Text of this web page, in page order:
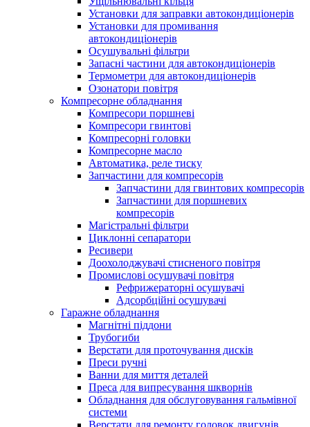
Установки для заправки автокондиціонерів
Установки для промивання
автокондиціонерів
Осушувальні фільтри
Запасні частини для автокондиціонерів
Термометри для автокондиціонерів
Озонатори повітря
Компресорне обладнання
Компресори поршневі
Компресори гвинтові
Компресорні головки
Компресорне масло
Автоматика, реле тиску
Запчастини для компресорів
Запчастини для гвинтових компресорів
Запчастини для поршневих
компресорів
Магістральні фільтри
Циклонні сепаратори
Ресивери
Доохолоджувачі стисненого повітря
Промислові осушувачі повітря
Рефрижераторні осушувачі
Адсорбційні осушувачі
Гаражне обладнання
Магнітні піддони
Трубогиби
Верстати для проточування дисків
Преси ручні
Ванни для миття деталей
Преса для випресування шкворнів
Обладнання для обслуговування гальмівної
системи
Верстати для ремонту головок двигунів